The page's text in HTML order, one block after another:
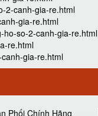
2-canh-gia-re.html
gia-re.html
ho-so-2-canh-gia-re.html
re.html
gia-re.html